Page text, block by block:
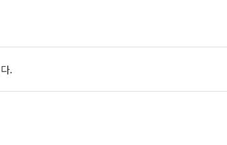
.